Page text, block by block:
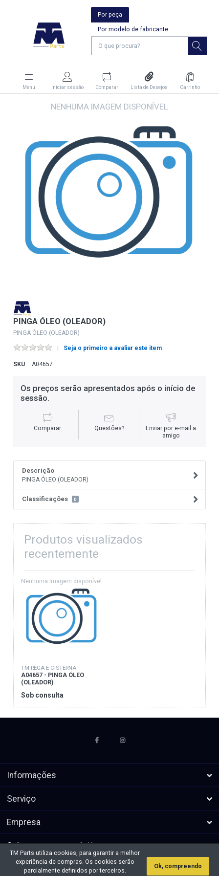
Por peça
Por modelo de fabricante
Menu Iniciar sessão Comparar Lista de Desejos Carrinho
PINGA ÓLEO (OLEADOR)
PINGA ÓLEO (OLEADOR)
Seja o primeiro a avaliar este item
SKU A04657
Os preços serão apresentados após o início de
sessão.
Comparar Questões?
Enviar por e-mail a
amigo
Descrição
PINGA ÓLEO (OLEADOR)
Classificações 0
Produtos visualizados
recentemente
TM REGA E CISTERNA
A04657 - PINGA ÓLEO
(OLEADOR)
Sob consulta
Informações
Serviço
Empresa
Subscrever a newsletters
* Todos os preços excl. IVA, mais
Direitos de autor &cópia; 2026 TM
TM Parts utiliza cookies, para garantir a melhor
experiência de compras. Os cookies serão
parcialmente definidos por terceiros.
Ok, compreendo